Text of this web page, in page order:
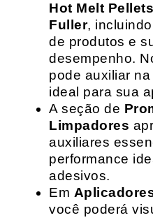
Hot Melt
Fuller,
de produtos e
desempenho.
pode auxiliar
ideal para sua
A seção de
Limpadores
auxiliares
performance
adesivos.
Em
você poderá